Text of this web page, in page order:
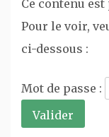
Ce contenu
Pour le voir,
ci-dessous :
Mot de passe :